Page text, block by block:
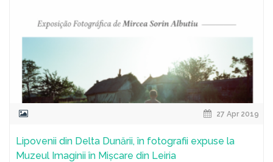
27 Apr 2019
Lipovenii din Delta Dunării, în fotografii expuse la
Muzeul Imaginii în Mișcare din Leiria